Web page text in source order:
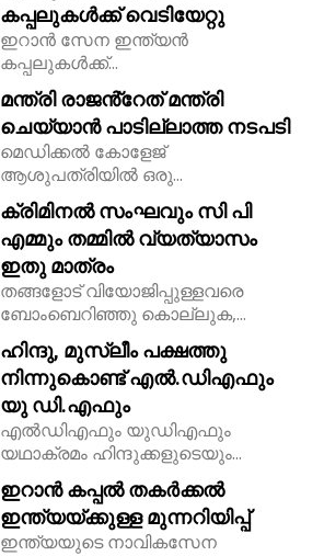
കപ്പലുകൾക്ക് വെടിയേറ്റു
ഇറാൻ സേന ഇന്ത്യൻ
കപ്പലുകൾക്ക്...
മന്ത്രി രാജൻ്റേത് മന്ത്രി
ചെയ്യാൻ പാടില്ലാത്ത നടപടി
മെഡിക്കൽ കോളേജ്
ആശുപത്രിയിൽ ഒരു...
ക്രിമിനൽ സംഘവും സി പി
എമ്മും തമ്മിൽ വ്യത്യാസം
ഇതു മാത്രം
തങ്ങളോട് വിയോജിപ്പുള്ളവരെ
ബോംബെറിഞ്ഞു കൊല്ലുക,...
ഹിന്ദു, മുസ്ലീം പക്ഷത്തു
നിന്നുകൊണ്ട് എൽ.ഡിഎഫും
യു ഡി.എഫും
എൽഡിഎഫും യുഡിഎഫും
യഥാക്രമം ഹിന്ദുക്കളുടെയും...
ഇറാൻ കപ്പൽ തകർക്കൽ
ഇന്ത്യയ്ക്കുള്ള മുന്നറിയിപ്പ്
ഇന്ത്യയുടെ നാവികസേന